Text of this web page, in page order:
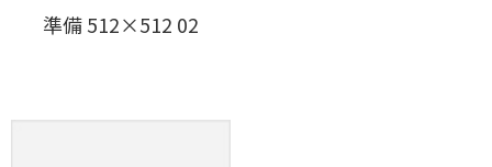
準備 512×512 02